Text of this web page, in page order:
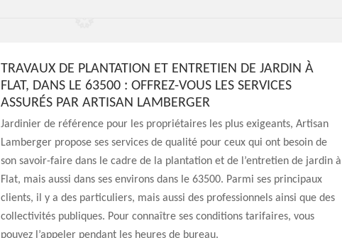
TRAVAUX DE PLANTATION ET ENTRETIEN DE JARDIN À
FLAT, DANS LE 63500 : OFFREZ-VOUS LES SERVICES
ASSURÉS PAR ARTISAN LAMBERGER
Jardinier de référence pour les propriétaires les plus exigeants, Artisan
Lamberger propose ses services de qualité pour ceux qui ont besoin de
son savoir-faire dans le cadre de la plantation et de l’entretien de jardin à
Flat, mais aussi dans ses environs dans le 63500. Parmi ses principaux
clients, il y a des particuliers, mais aussi des professionnels ainsi que des
collectivités publiques. Pour connaître ses conditions tarifaires, vous
pouvez l’appeler pendant les heures de bureau.